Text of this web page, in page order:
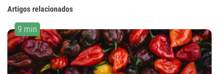
Artigos relacionados
9 min